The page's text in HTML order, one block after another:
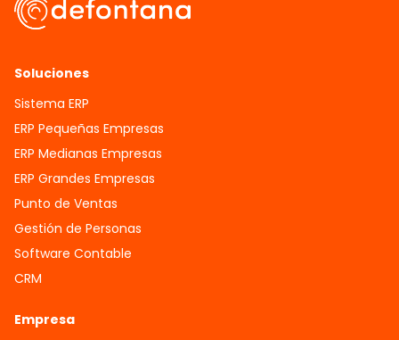
Soluciones
Sistema ERP
ERP Pequeñas Empresas
ERP Medianas Empresas
ERP Grandes Empresas
Punto de Ventas
Gestión de Personas
Software Contable
CRM
Empresa